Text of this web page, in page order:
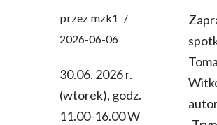
przez mzk1
2026-06-06
30.06. 2026 r.
(wtorek), godz.
11.00-16.00 W